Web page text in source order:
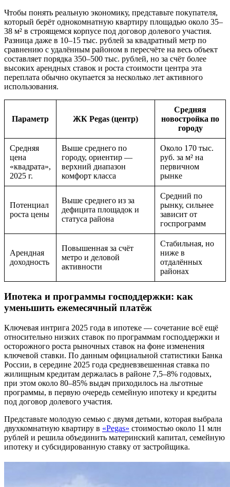
Чтобы понять реальную экономику, представьте покупателя,
который берёт однокомнатную квартиру площадью около 35–
38 м² в строящемся корпусе под договор долевого участия.
Разница даже в 10–15 тыс. рублей за квадратный метр по
сравнению с удалённым районом в пересчёте на весь объект
составляет порядка 350–500 тыс. рублей, но за счёт более
высоких арендных ставок и роста стоимости центра эта
переплата обычно окупается за несколько лет активного
использования.
Параметр ЖК Pegas (центр)
Средняя
новостройка по
городу
Средняя
цена
«квадрата»,
2025 г.
Выше среднего по
городу, ориентир —
верхний диапазон
комфорт класса
Около 170 тыс.
руб. за м² на
первичном
рынке
Потенциал
роста цены
Выше среднего из за
дефицита площадок и
статуса района
Средний по
рынку, сильнее
зависит от
госпрограмм
Арендная
доходность
Повышенная за счёт
метро и деловой
активности
Стабильная, но
ниже в
отдалённых
районах
Ипотека и программы господдержки: как
уменьшить ежемесячный платёж
Ключевая интрига 2025 года в ипотеке — сочетание всё ещё
относительно низких ставок по программам господдержки и
осторожного роста рыночных ставок на фоне изменения
ключевой ставки. По данным официальной статистики Банка
России, в середине 2025 года средневзвешенная ставка по
жилищным кредитам держалась в районе 7,5–8% годовых,
при этом около 80–85% выдач приходилось на льготные
программы, в первую очередь семейную ипотеку и кредиты
под договор долевого участия.
Представьте молодую семью с двумя детьми, которая выбрала
двухкомнатную квартиру в «Pegas» стоимостью около 11 млн
рублей и решила объединить материнский капитал, семейную
ипотеку и субсидированную ставку от застройщика.